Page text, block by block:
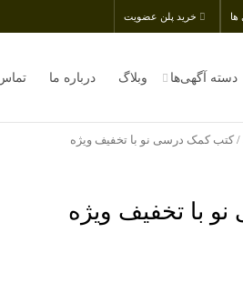
ها خرید پلن عضویت
دسته آگهی‌ها وبلاگ درباره ما
/ کتب کمک درسی نو با تخفیف ویژه
با تخفیف ویژه